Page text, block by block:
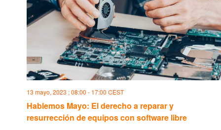
Hablemos Mayo: El derecho a reparar y
resurrección de equipos con software libre
13 mayo, 2023 ; 08:00 - 17:00 CEST